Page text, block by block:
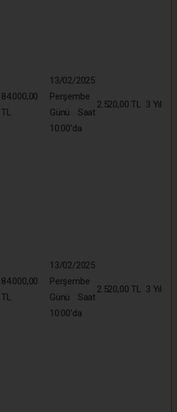
84.000,00
TL
13/02/2025
Perşembe
Günü Saat
10:00’da
2.520,00 TL 3 Yıl
84.000,00
TL
13/02/2025
Perşembe
Günü Saat
10:00’da
2.520,00 TL 3 Yıl